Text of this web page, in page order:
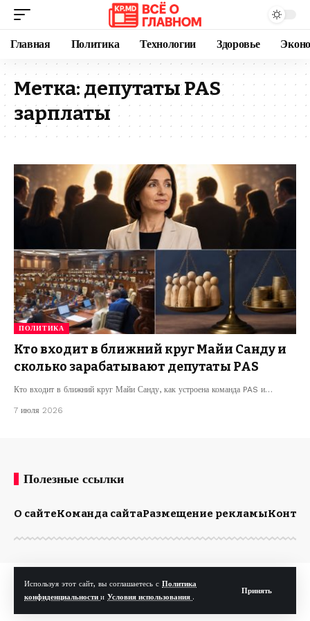
Используя этот сайт, вы соглашаетесь с Политика
конфиденциальности и Условия использования .
Принять
Главная Политика Технологии Здоровье
Метка: депутаты PAS
зарплаты
ПОЛИТИКА
Кто входит в ближний круг Майи Санду и
сколько зарабатывают депутаты PAS
Кто входит в ближний круг Майи Санду, как устроена команда PAS и…
7 июля 2026
Полезные ссылки
О сайтеКоманда сайтаРазмещение рекламы
© Kp.md. Все права защищены.